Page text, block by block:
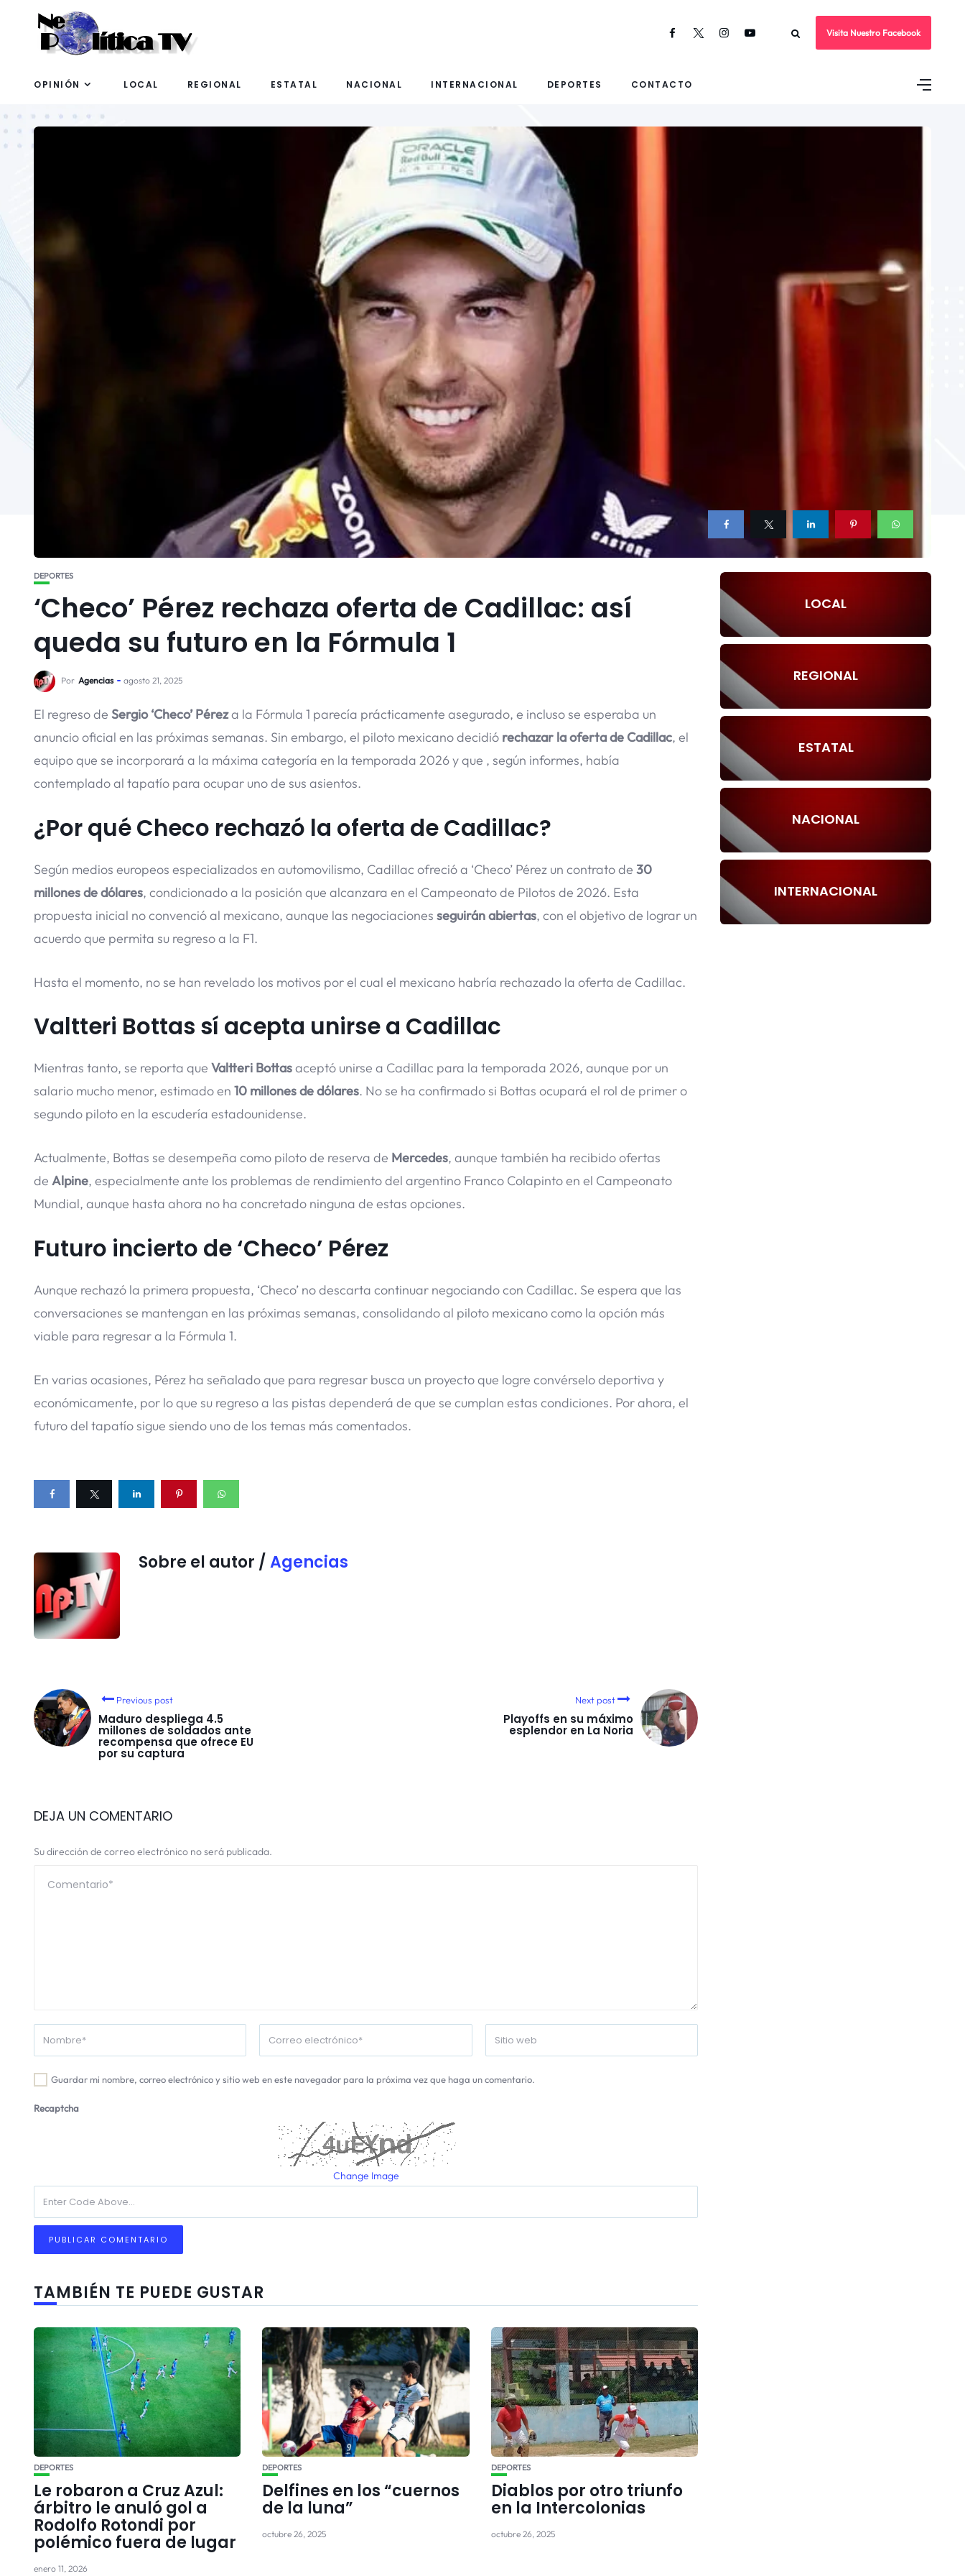
Visita Nuestro Facebook
OPINIÓN LOCAL REGIONAL ESTATAL NACIONAL INTERNACIONAL DEPORTES CONTACTO
DEPORTES
‘Checo’ Pérez rechaza oferta de Cadillac: así
queda su futuro en la Fórmula 1
Por Agencias agosto 21, 2025
El regreso de Sergio ‘Checo’ Péreza la Fórmula 1 parecía prácticamente asegurado, e incluso se esperaba un
anuncio oficial en las próximas semanas. Sin embargo, el piloto mexicano decidió rechazar la oferta de Cadillac, el
equipo que se incorporará a la máxima categoría en la temporada 2026 y que , según informes, había
contemplado al tapatío para ocupar uno de sus asientos.
¿Por qué Checo rechazó la oferta de Cadillac?
Según medios europeos especializados en automovilismo, Cadillac ofreció a ‘Checo’ Pérez un contrato de 30
millones de dólares, condicionado a la posición que alcanzara en el Campeonato de Pilotos de 2026. Esta
propuesta inicial no convenció al mexicano, aunque las negociaciones seguirán abiertas, con el objetivo de lograr un
acuerdo que permita su regreso a la F1.
Hasta el momento, no se han revelado los motivos por el cual el mexicano habría rechazado la oferta de Cadillac.
Valtteri Bottas sí acepta unirse a Cadillac
Mientras tanto, se reporta que Valtteri Bottasaceptó unirse a Cadillac para la temporada 2026, aunque por un
salario mucho menor, estimado en 10 millones de dólares. No se ha confirmado si Bottas ocupará el rol de primer o
segundo piloto en la escudería estadounidense.
Actualmente, Bottas se desempeña como piloto de reserva de Mercedes, aunque también ha recibido ofertas
de Alpine, especialmente ante los problemas de rendimiento del argentino Franco Colapinto en el Campeonato
Mundial, aunque hasta ahora no ha concretado ninguna de estas opciones.
Futuro incierto de ‘Checo’ Pérez
Aunque rechazó la primera propuesta, ‘Checo’ no descarta continuar negociando con Cadillac. Se espera que las
conversaciones se mantengan en las próximas semanas, consolidando al piloto mexicano como la opción más
viable para regresar a la Fórmula 1.
En varias ocasiones, Pérez ha señalado que para regresar busca un proyecto que logre convérselo deportiva y
económicamente, por lo que su regreso a las pistas dependerá de que se cumplan estas condiciones. Por ahora, el
futuro del tapatío sigue siendo uno de los temas más comentados.
Sobre el autor / Agencias
Previous post
Maduro despliega 4.5
millones de soldados ante
recompensa que ofrece EU
por su captura
Next post
Playoffs en su máximo
esplendor en La Noria
DEJA UN COMENTARIO
Su dirección de correo electrónico no será publicada.
Guardar mi nombre, correo electrónico y sitio web en este navegador para la próxima vez que haga un comentario.
Recaptcha
Change Image
TAMBIÉN TE PUEDE GUSTAR
DEPORTES
Le robaron a Cruz Azul:
árbitro le anuló gol a
Rodolfo Rotondi por
polémico fuera de lugar
enero 11, 2026
DEPORTES
Delfines en los “cuernos
de la luna”
octubre 26, 2025
DEPORTES
Diablos por otro triunfo
en la Intercolonias
octubre 26, 2025
LOCAL
REGIONAL
ESTATAL
NACIONAL
INTERNACIONAL